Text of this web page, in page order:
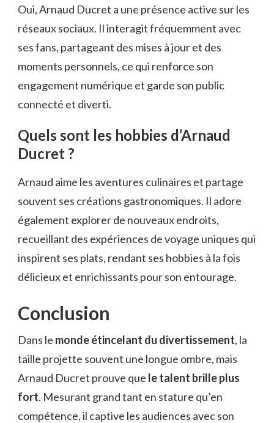
Oui, Arnaud Ducret a une présence active sur les
réseaux sociaux. Il interagit fréquemment avec
ses fans, partageant des mises à jour et des
moments personnels, ce qui renforce son
engagement numérique et garde son public
connecté et diverti.
Quels sont les hobbies d’Arnaud
Ducret ?
Arnaud aime les aventures culinaires et partage
souvent ses créations gastronomiques. Il adore
également explorer de nouveaux endroits,
recueillant des expériences de voyage uniques qui
inspirent ses plats, rendant ses hobbies à la fois
délicieux et enrichissants pour son entourage.
Conclusion
Dans le monde étincelant du divertissement, la
taille projette souvent une longue ombre, mais
Arnaud Ducret prouve que le talent brille plus
fort. Mesurant grand tant en stature qu’en
compétence, il captive les audiences avec son